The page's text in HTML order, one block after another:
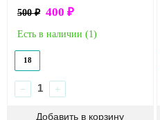
500 ₽ 400 ₽
Есть в наличии (1)
18
− +